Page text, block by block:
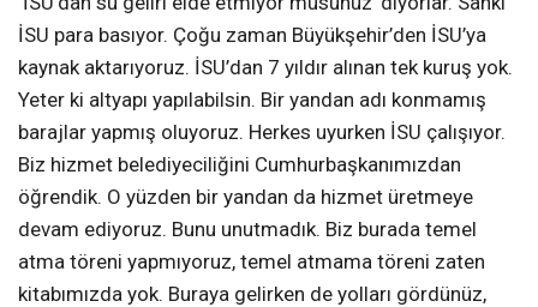
İSU para basıyor. Çoğu zaman Büyükşehir’den İSU’ya
kaynak aktarıyoruz. İSU’dan 7 yıldır alınan tek kuruş yok.
Yeter ki altyapı yapılabilsin. Bir yandan adı konmamış
barajlar yapmış oluyoruz. Herkes uyurken İSU çalışıyor.
Biz hizmet belediyeciliğini Cumhurbaşkanımızdan
öğrendik. O yüzden bir yandan da hizmet üretmeye
devam ediyoruz. Bunu unutmadık. Biz burada temel
atma töreni yapmıyoruz, temel atmama töreni zaten
kitabımızda yok. Buraya gelirken de yolları gördünüz,